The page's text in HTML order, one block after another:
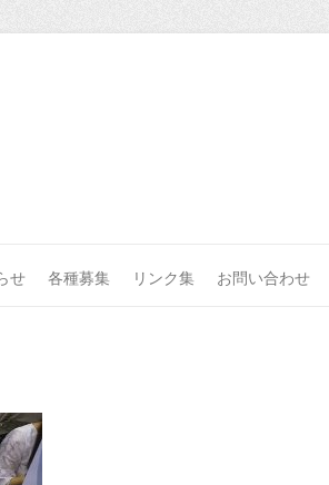
せ 各種募集 リンク集 お問い合わせ